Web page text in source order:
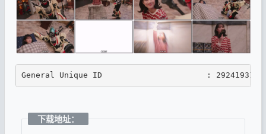
General Unique ID                      :
下载地址：